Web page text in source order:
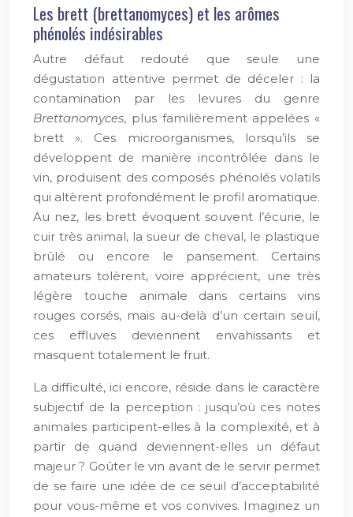
Les brett (brettanomyces) et les arômes
phénolés indésirables
Autre défaut redouté que seule une
dégustation attentive permet de déceler : la
contamination par les levures du genre
Brettanomyces, plus familièrement appelées «
brett ». Ces microorganismes, lorsqu’ils se
développent de manière incontrôlée dans le
vin, produisent des composés phénolés volatils
qui altèrent profondément le profil aromatique.
Au nez, les brett évoquent souvent l’écurie, le
cuir très animal, la sueur de cheval, le plastique
brûlé ou encore le pansement. Certains
amateurs tolèrent, voire apprécient, une très
légère touche animale dans certains vins
rouges corsés, mais au-delà d’un certain seuil,
ces effluves deviennent envahissants et
masquent totalement le fruit.
La difficulté, ici encore, réside dans le caractère
subjectif de la perception : jusqu’où ces notes
animales participent-elles à la complexité, et à
partir de quand deviennent-elles un défaut
majeur ? Goûter le vin avant de le servir permet
de se faire une idée de ce seuil d’acceptabilité
pour vous-même et vos convives. Imaginez un